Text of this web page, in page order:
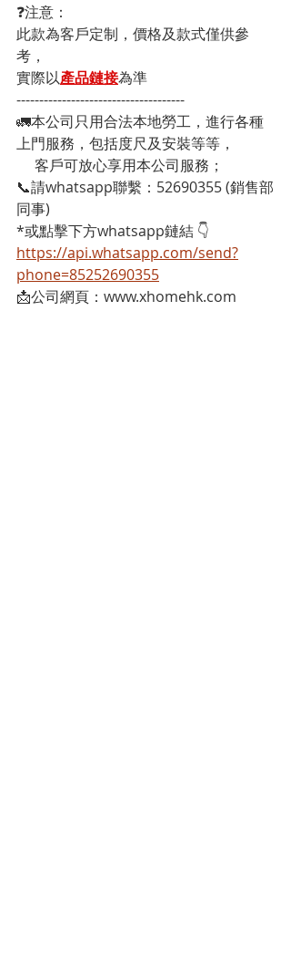
❓注意：
此款為客戶定制，價格及款式僅供參
考，
實際以產品鏈接為準
-------------------------------------
🚛本公司只用合法本地勞工，進行各種
上門服務，包括度尺及安裝等等，
     客戶可放心享用本公司服務；
📞請whatsapp聯繫：52690355 (銷售部
同事)
*或點擊下方whatsapp鏈結 👇
https://api.whatsapp.com/send?
phone=85252690355
📩公司網頁：www.xhomehk.com